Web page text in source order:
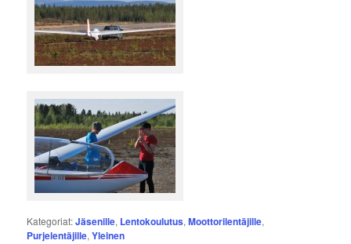
Kategoriat:Jäsenille, Lentokoulutus,Moottorilentäjille,
Purjelentäjille,Yleinen